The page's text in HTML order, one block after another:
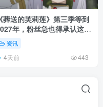
《葬送的芙莉莲》第三季等到
年，粉丝急也得承认这次
得有道理！
资讯
4天前 443